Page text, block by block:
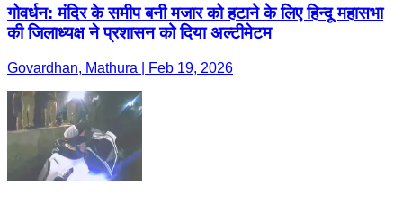
गोवर्धन: मंदिर के समीप बनी मजार को हटाने के लिए हिन्दू महासभा
की जिलाध्यक्ष ने प्रशासन को दिया अल्टीमेटम
Govardhan, Mathura | Feb 19, 2026